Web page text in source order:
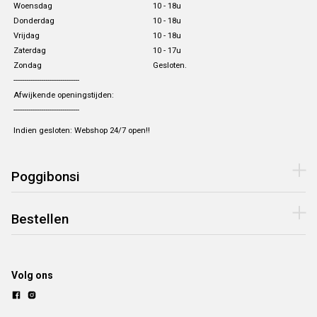
Woensdag
10 - 18u
Donderdag
10 - 18u
Vrijdag
10 - 18u
Zaterdag
10 - 17u
Zondag
Gesloten.
-------------------------------
Afwijkende openingstijden:
-------------------------------
Indien gesloten: Webshop 24/7 open!!
Poggibonsi
Bestellen
Volg ons